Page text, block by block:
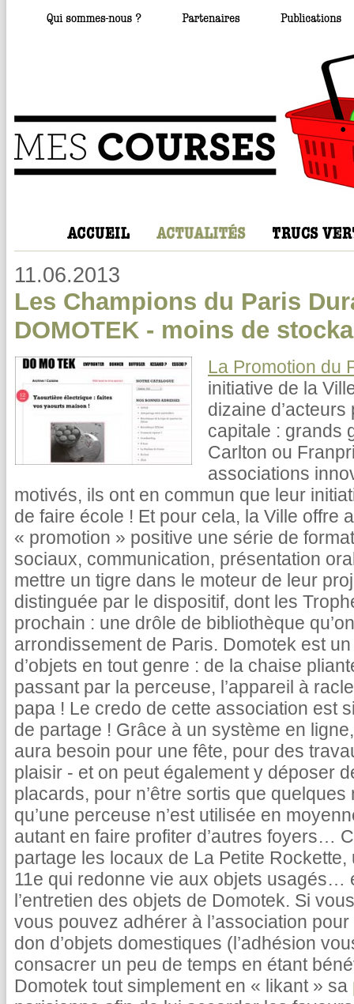
11.06.2013
Les Champions du Paris
DOMOTEK - moins de
La Promotion du
initiative de la
dizaine
capitale : grands
Carlton ou
associations
motivés, ils ont en commun que leur
de faire école ! Et pour cela, la Ville offre
« promotion » positive une série de
sociaux, communication, présentation
mettre un tigre dans le moteur de leur
distinguée par le dispositif, dont les
prochain : une drôle de bibliothèque
arrondissement de Paris. Domotek est
d’objets en tout genre : de la chaise
passant par la perceuse, l’appareil à
papa ! Le credo de cette association est
de partage ! Grâce à un système en
aura besoin pour une fête, pour des
plaisir - et on peut également y déposer
placards, pour n’être sortis que
qu’une perceuse n’est utilisée en
autant en faire profiter d’autres foyers…
partage les locaux de La Petite
11e qui redonne vie aux objets usagés…
l’entretien des objets de Domotek. Si
vous pouvez adhérer à l’association
don d’objets domestiques (l’adhésion
consacrer un peu de temps en étant
Domotek tout simplement en « likant » sa